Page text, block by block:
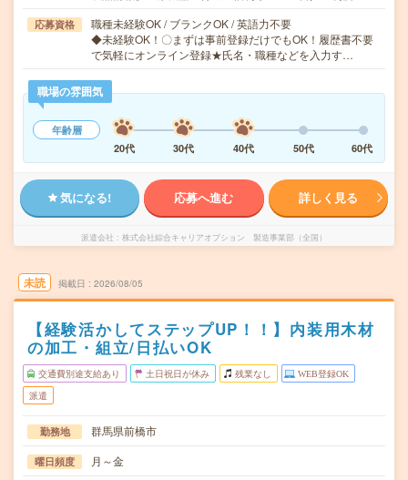
応募資格
職種未経験OK / ブランクOK / 英語力不要
◆未経験OK！〇まずは事前登録だけでもOK！履歴書不要
で気軽にオンライン登録★氏名・職種などを入力す…
職場の雰囲気
年齢層
20代
30代 40代 50代 60代
気になる! 応募へ進む 詳しく見る
派遣会社 株式会社綜合キャリアオプション 製造事業部（全国）
未読 掲載日 2026/08/05
【経験活かしてステップUP！！】内装用木材
の加工・組立/日払いOK
交通費別途支給あり 土日祝日が休み 残業なし WEB登録OK
派遣
勤務地 群馬県前橋市
曜日頻度 月～金